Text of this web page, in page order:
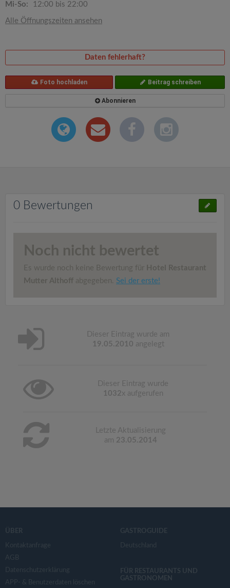
Mi-So: 12:00 bis 22:00
Alle Öffnungszeiten ansehen
Daten fehlerhaft?
Foto hochladen Beitrag schreiben
Abonnieren
0 Bewertungen
Noch nicht bewertet
Es wurde noch keine Bewertung für Hotel Restaurant
Mutter Althoff abgegeben. Sei der erste!
Dieser Eintrag wurde am
19.05.2010 angelegt
Dieser Eintrag wurde
1032x aufgerufen
Letzte Aktualisierung
am 23.05.2014
ÜBER
Kontaktanfrage
AGB
Datenschutzerklärung
APP- & Benutzerdaten löschen
GASTROGUIDE
Deutschland
FÜR RESTAURANTS UND
GASTRONOMEN
t
n